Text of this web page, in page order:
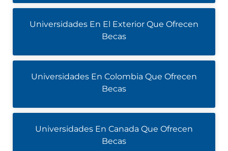
Universidades En El Exterior Que Ofrecen
Becas
Universidades En Colombia Que Ofrecen
Becas
Universidades En Canada Que Ofrecen
Becas